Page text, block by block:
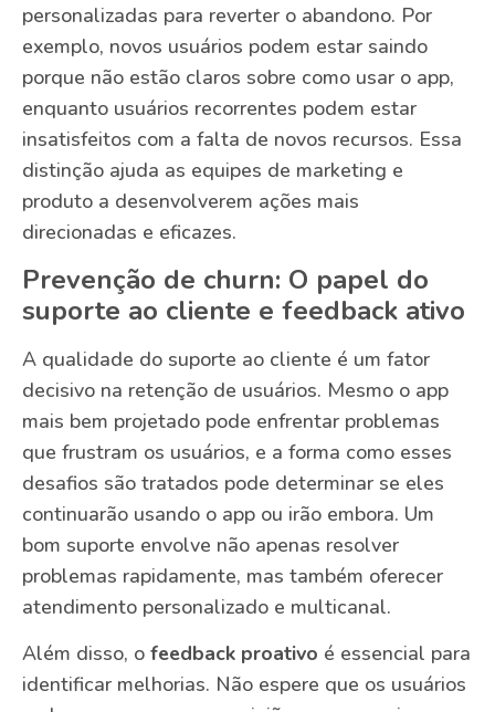
personalizadas para reverter o abandono. Por
exemplo, novos usuários podem estar saindo
porque não estão claros sobre como usar o app,
enquanto usuários recorrentes podem estar
insatisfeitos com a falta de novos recursos. Essa
distinção ajuda as equipes de marketing e
produto a desenvolverem ações mais
direcionadas e eficazes.
Prevenção de churn: O papel do
suporte ao cliente e feedback ativo
A qualidade do suporte ao cliente é um fator
decisivo na retenção de usuários. Mesmo o app
mais bem projetado pode enfrentar problemas
que frustram os usuários, e a forma como esses
desafios são tratados pode determinar se eles
continuarão usando o app ou irão embora. Um
bom suporte envolve não apenas resolver
problemas rapidamente, mas também oferecer
atendimento personalizado e multicanal.
Além disso, o feedback proativo é essencial para
identificar melhorias. Não espere que os usuários